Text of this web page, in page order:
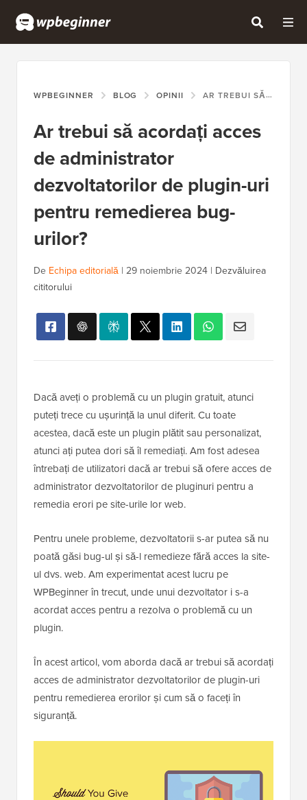
WPBEGINNER BLOG OPINII AR TREBUI SĂ ACORDAȚI ACCES DE ADMINISTRATOR DEZVOLTATORILOR DE PLUGIN-URI PENTRU REMEDIEREA BUG-URILOR?
Ar trebui să acordați acces
de administrator
dezvoltatorilor de plugin-uri
pentru remedierea bug-
urilor?
De Echipa editorială | 29 noiembrie 2024 | Dezvăluirea
cititorului
Dacă aveți o problemă cu un plugin gratuit, atunci
puteți trece cu ușurință la unul diferit. Cu toate
acestea, dacă este un plugin plătit sau personalizat,
atunci ați putea dori să îl remediați. Am fost adesea
întrebați de utilizatori dacă ar trebui să ofere acces de
administrator dezvoltatorilor de pluginuri pentru a
remedia erori pe site-urile lor web.
Pentru unele probleme, dezvoltatorii s-ar putea să nu
poată găsi bug-ul și să-l remedieze fără acces la site-
ul dvs. web. Am experimentat acest lucru pe
WPBeginner în trecut, unde unui dezvoltator i s-a
acordat acces pentru a rezolva o problemă cu un
plugin.
În acest articol, vom aborda dacă ar trebui să acordați
acces de administrator dezvoltatorilor de plugin-uri
pentru remedierea erorilor și cum să o faceți în
siguranță.